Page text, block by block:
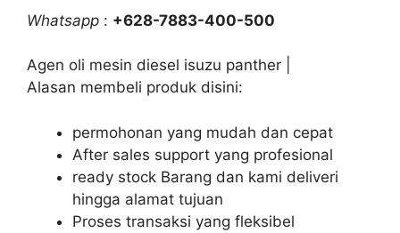
Whatsapp : +628-7883-400-500
Agen oli mesin diesel isuzu panther |
Alasan membeli produk disini:
permohonan yang mudah dan cepat
After sales support yang profesional
ready stock Barang dan kami deliveri
hingga alamat tujuan
Proses transaksi yang fleksibel